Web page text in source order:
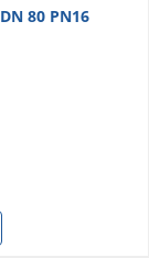
80 PN16